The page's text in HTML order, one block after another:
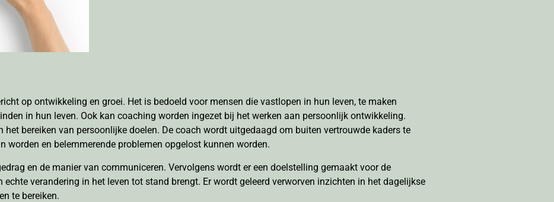
op ontwikkeling en groei. Het is bedoeld voor mensen die vastlopen in hun leven, te maken
in hun leven. Ook kan coaching worden ingezet bij het werken aan persoonlijk ontwikkeling.
bereiken van persoonlijke doelen. De coach wordt uitgedaagd om buiten vertrouwde kaders te
worden en belemmerende problemen opgelost kunnen worden.
en de manier van communiceren. Vervolgens wordt er een doelstelling gemaakt voor de
verandering in het leven tot stand brengt. Er wordt geleerd verworven inzichten in het dagelijkse
te bereiken.